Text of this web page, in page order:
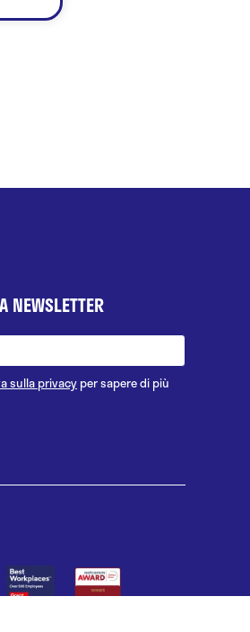
NEWSLETTER
sulla privacy per sapere di più